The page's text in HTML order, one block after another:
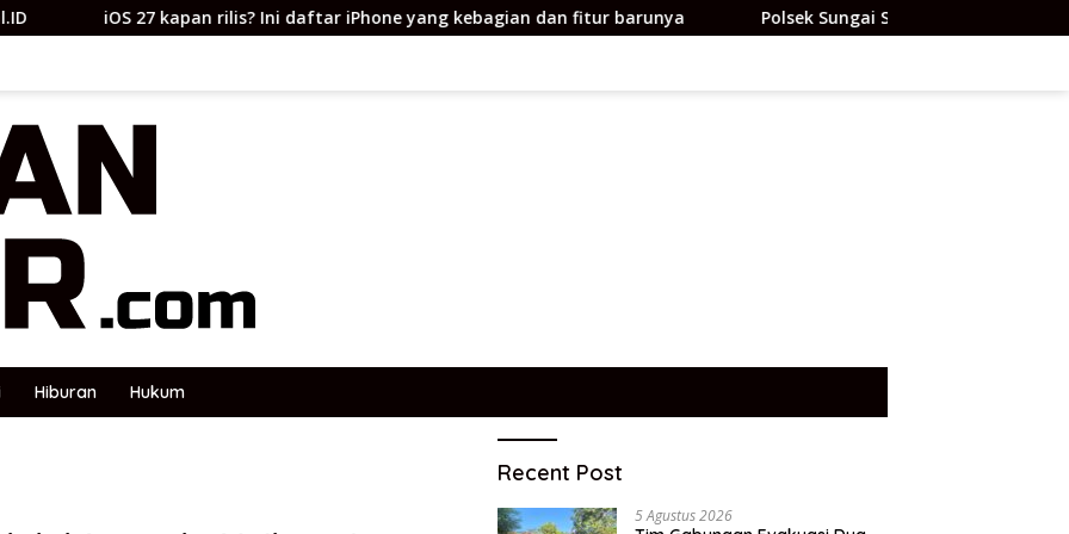
rilis? Ini daftar iPhone yang kebagian dan fitur barunya Polsek Sungai Sembilan Ungkap Kasus Pencurian
Hiburan Hukum
Recent Post
5 Agustus 2026